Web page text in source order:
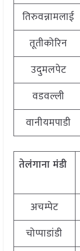
तिरुवन्नामलाई
तूतीकोरिन
उदुमलपेट
वडवल्ली
वानीयमपाडी
तेलंगानामंडी
अचम्पेट
चोप्पाडांडी